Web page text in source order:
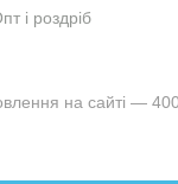
і роздріб
на сайті —